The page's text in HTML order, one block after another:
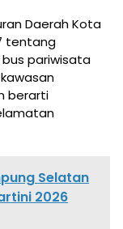
Daerah Kota
tentang
pariwisata
berarti
Selatan
2026